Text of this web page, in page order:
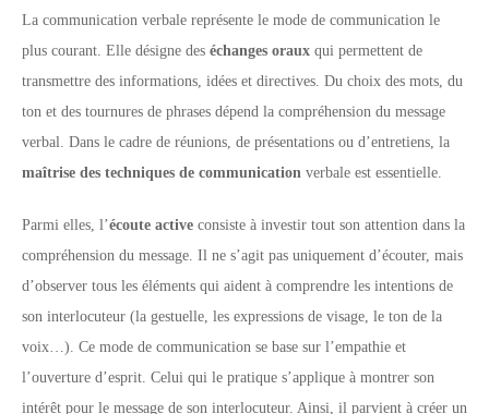
La communication verbale représente le mode de communication le
plus courant. Elle désigne des échanges oraux qui permettent de
transmettre des informations, idées et directives. Du choix des mots, du
ton et des tournures de phrases dépend la compréhension du message
verbal. Dans le cadre de réunions, de présentations ou d’entretiens, la
maîtrise des techniques de communication verbale est essentielle.
Parmi elles, l’écoute active consiste à investir tout son attention dans la
compréhension du message. Il ne s’agit pas uniquement d’écouter, mais
d’observer tous les éléments qui aident à comprendre les intentions de
son interlocuteur (la gestuelle, les expressions de visage, le ton de la
voix…). Ce mode de communication se base sur l’empathie et
l’ouverture d’esprit. Celui qui le pratique s’applique à montrer son
intérêt pour le message de son interlocuteur. Ainsi, il parvient à créer un